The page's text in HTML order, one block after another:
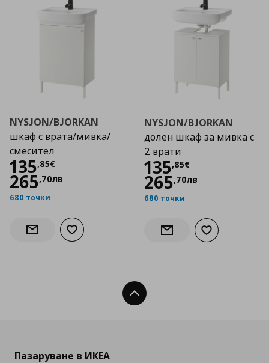
NYSJON/BJORKAN
шкаф с врата/мивка/
смесител
135,85€
Цена
265,70лв
680 точки
Информирай ме за наличност
Добави към списъка с любими
NYSJON/BJORKAN
долен шкаф за мивка с
2 врати
135,85€
Цена
265,70лв
680 точки
Информирай ме за
Добави към
Нагоре
Пазаруване в ИКЕА